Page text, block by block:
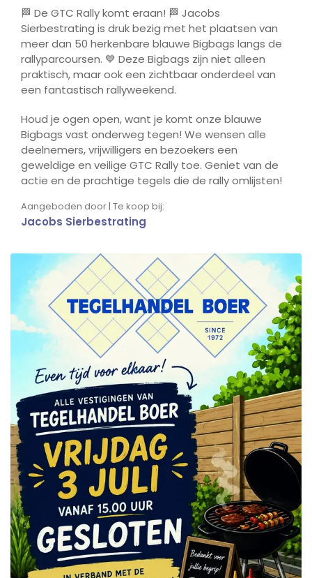
🏁 De GTC Rally komt eraan! 🏁 Jacobs
Sierbestrating is druk bezig met het plaatsen van
meer dan 50 herkenbare blauwe Bigbags langs de
rallyparcoursen. 💙 Deze Bigbags zijn niet alleen
praktisch, maar ook een zichtbaar onderdeel van
een fantastisch rallyweekend.
Houd je ogen open, want je komt onze blauwe
Bigbags vast onderweg tegen! We wensen alle
deelnemers, vrijwilligers en bezoekers een
geweldige en veilige GTC Rally toe. Geniet van de
actie en de prachtige tegels die de rally omlijsten!
Aangeboden door | Te koop bij:
Jacobs Sierbestrating